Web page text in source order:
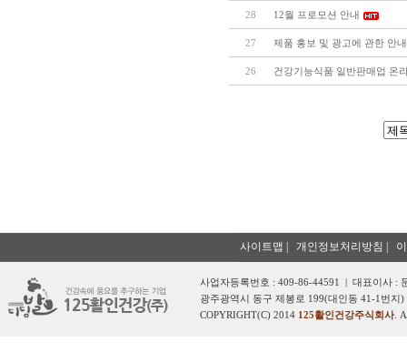
28 12월 프로모션 안내
27 제품 홍보 및 광고에 관한 안
26 건강기능식품 일반판매업 온
사이트맵 | 개인정보처리방침 |
사업자등록번호 : 409-86-44591 | 대표이사 :
광주광역시 동구 제봉로 199(대인동 41-1번지
COPYRIGHT(C) 2014 125활인건강주식회사.